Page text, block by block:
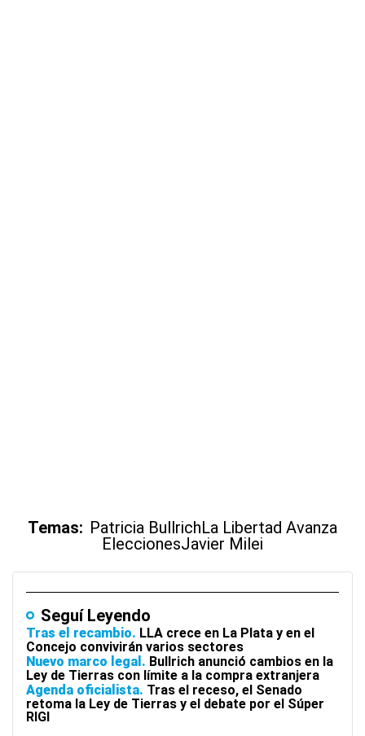
Temas: Patricia BullrichLa Libertad Avanza
EleccionesJavier Milei
Seguí Leyendo
Tras el recambio LLA crece en La Plata y en el
Concejo convivirán varios sectores
Nuevo marco legal
Bullrich anunció cambios en la
Ley de Tierras con límite a la compra extranjera
Agenda oficialista Tras el receso, el Senado
retoma la Ley de Tierras y el debate por el Súper
RIGI